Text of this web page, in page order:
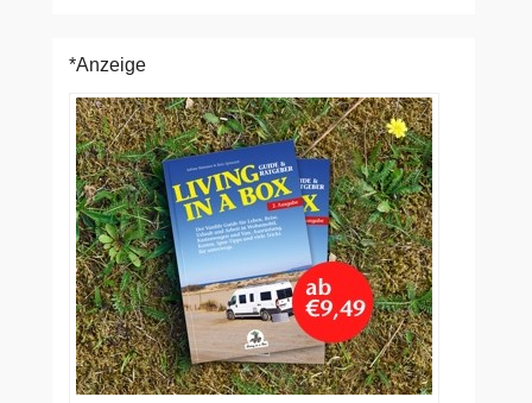
*Anzeige